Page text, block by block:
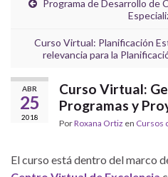
Programa de Desarrollo de
Curso Virtual: Planificación
relevancia para la
ABR
25
2018
Curso Virtual:
Programas y
PorRoxana Ortiz en Cursos
El curso está dentro del marco